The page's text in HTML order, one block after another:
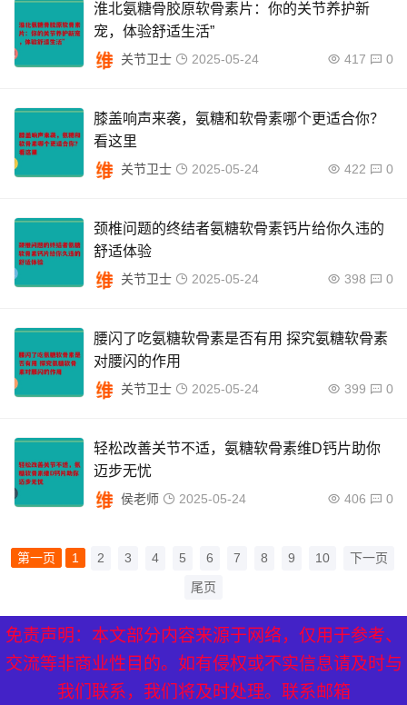
淮北氨糖骨胶原软骨素片：你的关节养护新
宠，体验舒适生活”
关节卫士 2025-05-24 417 0
膝盖响声来袭，氨糖和软骨素哪个更适合你？
看这里
关节卫士 2025-05-24 422 0
颈椎问题的终结者氨糖软骨素钙片给你久违的
舒适体验
关节卫士 2025-05-24 398 0
腰闪了吃氨糖软骨素是否有用 探究氨糖软骨素
对腰闪的作用
关节卫士 2025-05-24 399 0
轻松改善关节不适，氨糖软骨素维D钙片助你
迈步无忧
侯老师 2025-05-24 406 0
第一页 1 2 3 4 5 6 7 8 9 10
下一页
尾页
免责声明：本文部分内容来源于网络，仅用于参考、
交流等非商业性目的。如有侵权或不实信息请及时与
我们联系，我们将及时处理。联系邮箱